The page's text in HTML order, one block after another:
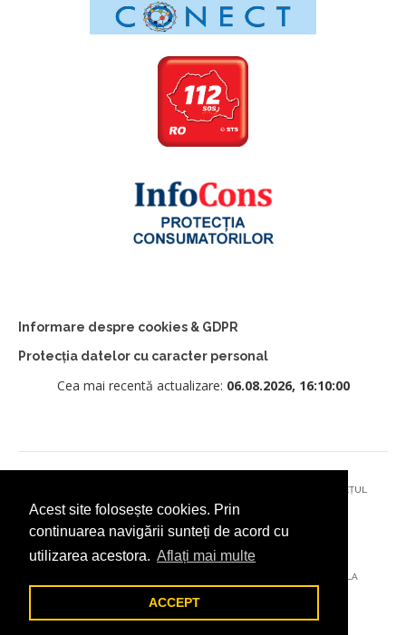
Acest site folosește cookies. Prin
continuarea navigării sunteți de acord cu
utilizarea acestora. Aflați mai multe
ACCEPT
Informare despre cookies & GDPR
Protecția datelor cu caracter personal
Cea mai recentă actualizare: 06.08.2026, 16:10:00
© 2026 - PRIMĂRIA MUNICIPIULUI CÂMPULUNG MOLDOVENESC, JUDEȚUL
SUCEAVA
AȚI ÎNTÂMPINAT O PROBLEMĂ TEHNICĂ? TRIMITEȚI-NE UN EMAIL LA
DIGITAL@ADDICTAD.RO